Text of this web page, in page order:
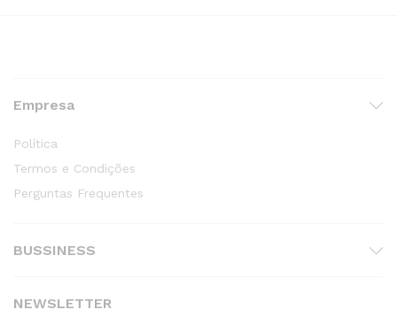
Empresa
Política
Termos e Condições
Perguntas Frequentes
BUSSINESS
NEWSLETTER